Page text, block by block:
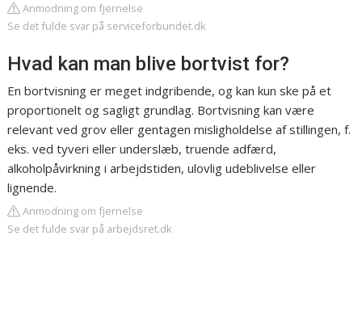
Anmodning om fjernelse
Se det fulde svar på serviceforbundet.dk
Hvad kan man blive bortvist for?
En bortvisning er meget indgribende, og kan kun ske på et
proportionelt og sagligt grundlag. Bortvisning kan være
relevant ved grov eller gentagen misligholdelse af stillingen, f.
eks. ved tyveri eller underslæb, truende adfærd,
alkoholpåvirkning i arbejdstiden, ulovlig udeblivelse eller
lignende.
Anmodning om fjernelse
Se det fulde svar på arbejdsret.dk